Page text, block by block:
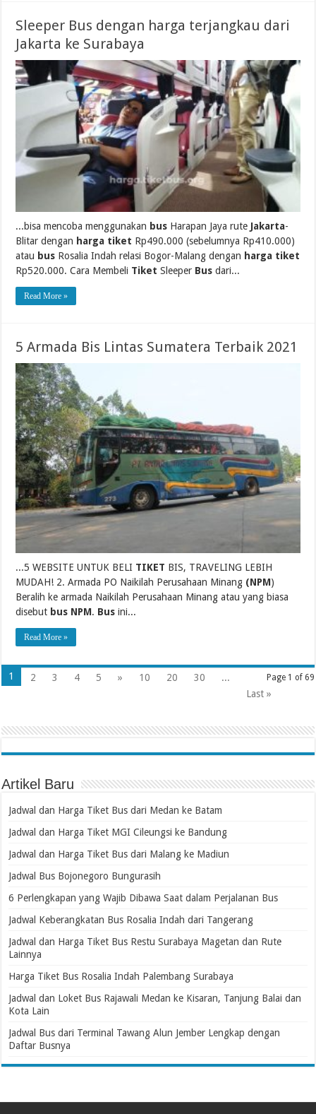
Sleeper Bus dengan harga terjangkau dari
Jakarta ke Surabaya
...bisa mencoba menggunakan bus Harapan Jaya rute Jakarta-
Blitar dengan harga tiket Rp490.000 (sebelumnya Rp410.000)
atau bus Rosalia Indah relasi Bogor-Malang dengan harga tiket
Rp520.000. Cara Membeli Tiket Sleeper Bus dari...
Read More »
5 Armada Bis Lintas Sumatera Terbaik 2021
...5 WEBSITE UNTUK BELI TIKET BIS, TRAVELING LEBIH
MUDAH! 2. Armada PO Naikilah Perusahaan Minang (NPM)
Beralih ke armada Naikilah Perusahaan Minang atau yang biasa
disebut bus NPM. Bus ini...
Read More »
Page 1 of 69
1 2 3 4 5 » 10 20 30
...
Last »
Artikel Baru
Jadwal dan Harga Tiket Bus dari Medan ke Batam
Jadwal dan Harga Tiket MGI Cileungsi ke Bandung
Jadwal dan Harga Tiket Bus dari Malang ke Madiun
Jadwal Bus Bojonegoro Bungurasih
6 Perlengkapan yang Wajib Dibawa Saat dalam Perjalanan Bus
Jadwal Keberangkatan Bus Rosalia Indah dari Tangerang
Jadwal dan Harga Tiket Bus Restu Surabaya Magetan dan Rute
Lainnya
Harga Tiket Bus Rosalia Indah Palembang Surabaya
Jadwal dan Loket Bus Rajawali Medan ke Kisaran, Tanjung Balai dan
Kota Lain
Jadwal Bus dari Terminal Tawang Alun Jember Lengkap dengan
Daftar Busnya